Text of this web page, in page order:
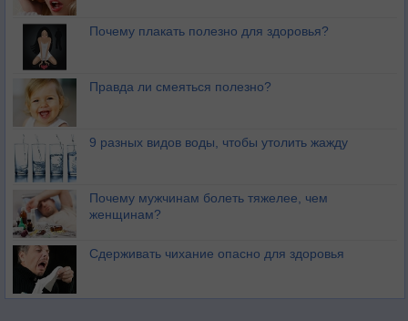
Почему плакать полезно для здоровья?
Правда ли смеяться полезно?
9 разных видов воды, чтобы утолить жажду
Почему мужчинам болеть тяжелее, чем
женщинам?
Сдерживать чихание опасно для здоровья